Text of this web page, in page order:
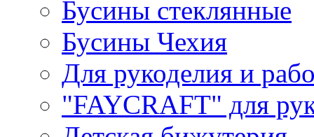
Бусины стеклянные
Бусины Чехия
Для рукоделия и
"FAYCRAFT" для